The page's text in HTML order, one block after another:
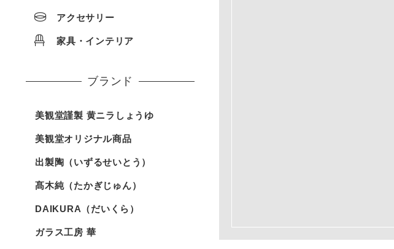
アクセサリー
家具・インテリア
ブランド
美観堂謹製 黄ニラしょうゆ
美観堂オリジナル商品
出製陶（いずるせいとう）
髙木純（たかぎじゅん）
DAIKURA（だいくら）
ガラス工房 華